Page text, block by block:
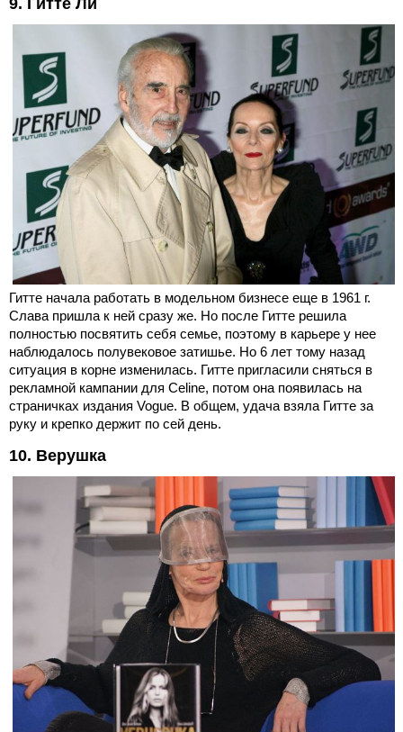
9. Гитте Ли
Гитте начала работать в модельном бизнесе еще в 1961 г.
Слава пришла к ней сразу же. Но после Гитте решила
полностью посвятить себя семье, поэтому в карьере у нее
наблюдалось полувековое затишье. Но 6 лет тому назад
ситуация в корне изменилась. Гитте пригласили сняться в
рекламной кампании для Celine, потом она появилась на
страничках издания Vogue. В общем, удача взяла Гитте за
руку и крепко держит по сей день.
10. Верушка